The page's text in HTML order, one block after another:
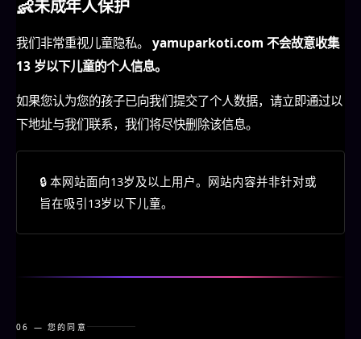
👶未成年人保护
我们非常重视儿童隐私。 yamuparkoti.com 不会故意收集
13 岁以下儿童的个人信息。
如果您认为您的孩子已向我们提交了个人数据，请立即通过以
下地址与我们联系，我们将尽快删除该信息。
🔒 本网站面向13岁及以上用户。网站内容并非针对或
旨在吸引​​13岁以下儿童。
06 — 您的同意